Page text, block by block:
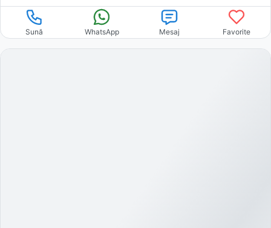
Sună WhatsApp Mesaj Favorite